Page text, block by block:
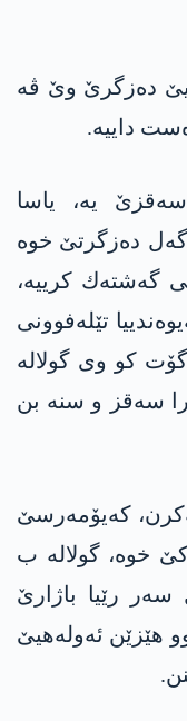
ده‌زگرێ وێ ڤه‌
داییه‌.
یه‌، یاسا
گه‌ل ده‌زگرتێ خوه‌
گه‌شته‌ك كرییه‌،
تێله‌فوونی
كو وی گولاله‌
سه‌قز و سنه‌ بن
كه‌یۆمه‌رسێ
خوه،‌ گولاله‌ ب
سه‌ر رێیا باژارێ
هێزێن ئه‌وله‌هیێ